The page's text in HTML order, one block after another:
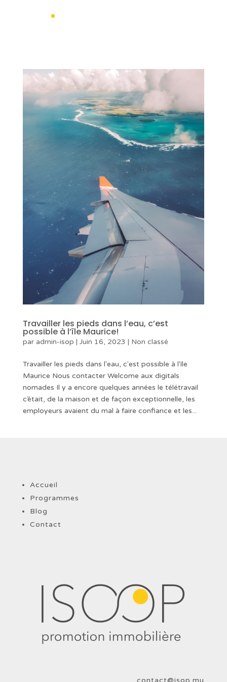
Travailler les pieds dans l’eau, c’est
possible à l’île Maurice!
par admin-isop | Juin 16, 2023 | Non classé
Travailler les pieds dans l'eau, c'est possible à l'île
Maurice Nous contacter Welcome aux digitals
nomades Il y a encore quelques années le télétravail
c’était, de la maison et de façon exceptionnelle, les
employeurs avaient du mal à faire confiance et les...
Accueil
Programmes
Blog
Contact
contact@isop.mu